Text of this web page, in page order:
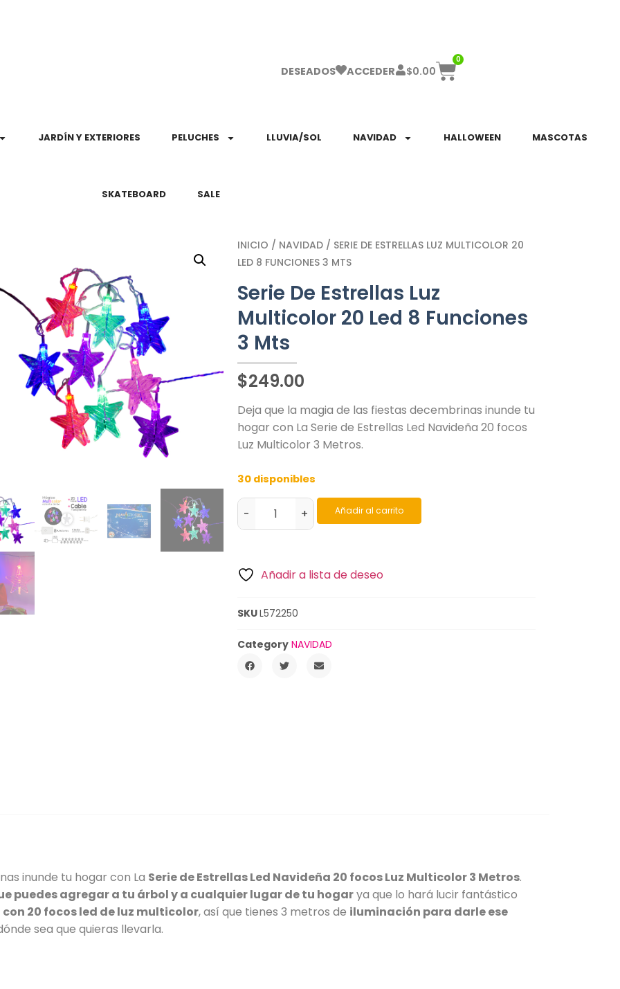
DESEADOS ACCEDER $0.00
0
JARDÍN Y EXTERIORES PELUCHES LLUVIA/SOL NAVIDAD HALLOWEEN MASCOTAS
SKATEBOARD SALE
INICIO / NAVIDAD / SERIE DE ESTRELLAS LUZ MULTICOLOR 20
LED 8 FUNCIONES 3 MTS
Serie De Estrellas Luz
Multicolor 20 Led 8 Funciones
3 Mts
$249.00
Deja que la magia de las fiestas decembrinas inunde tu
hogar con La Serie de Estrellas Led Navideña 20 focos
Luz Multicolor 3 Metros.
30 disponibles
- + Añadir al carrito
Añadir a lista de deseo
SKUL572250
Category NAVIDAD
inunde tu hogar con La Serie de Estrellas Led Navideña 20 focos Luz Multicolor 3 Metros.
puedes agregar a tu árbol y a cualquier lugar de tu hogarya que lo hará lucir fantástico
20 focos led de luz multicolor, así que tienes 3 metros de iluminación para darle ese
sea que quieras llevarla.